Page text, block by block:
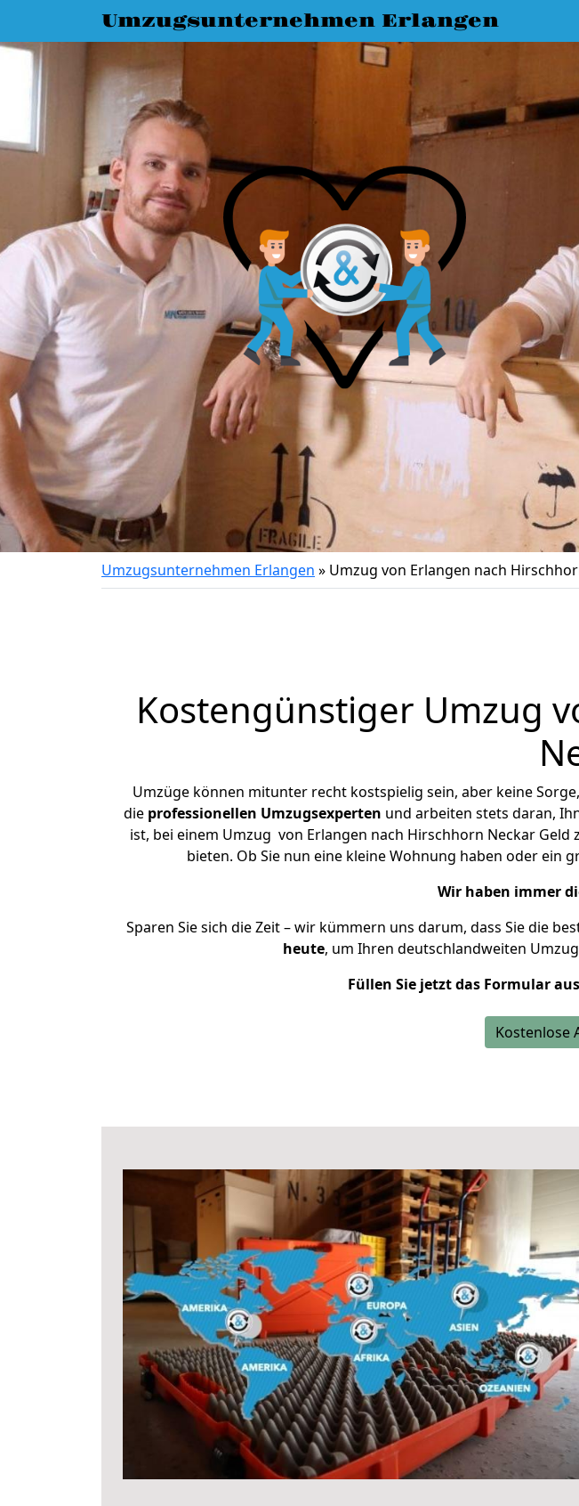
Umzugsunternehmen Erlangen
Umzugsunternehmen Erlangen » Umzug von Erlangen nach
Kostengünstiger Umzug
Umzüge können mitunter recht kostspielig sein, aber keine
die professionellen Umzugsexperten und arbeiten stets daran,
ist, bei einem Umzug von Erlangen nach Hirschhorn Neckar
bieten. Ob Sie nun eine kleine Wohnung haben oder ein
Wir haben immer
Sparen Sie sich die Zeit – wir kümmern uns darum, dass Sie die
heute, um Ihren deutschlandweiten
Füllen Sie jetzt das Formular aus
Kostenlose